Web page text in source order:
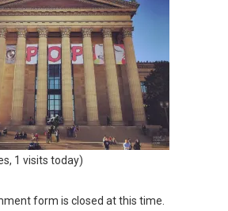
1 visits today)
form is closed at this time.